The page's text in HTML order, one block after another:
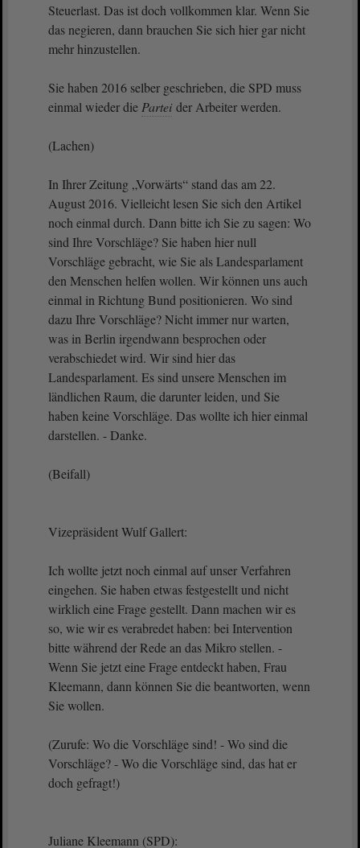
Steuerlast. Das ist doch vollkommen klar. Wenn Sie
das negieren, dann brauchen Sie sich hier gar nicht
mehr hinzustellen.
Sie haben 2016 selber geschrieben, die SPD muss
einmal wieder die Partei der Arbeiter werden.
(Lachen)
In Ihrer Zeitung „Vorwärts“ stand das am 22.
August 2016. Vielleicht lesen Sie sich den Artikel
noch einmal durch. Dann bitte ich Sie zu sagen: Wo
sind Ihre Vorschläge? Sie haben hier null
Vorschläge gebracht, wie Sie als Landesparlament
den Menschen helfen wollen. Wir können uns auch
einmal in Richtung Bund positionieren. Wo sind
dazu Ihre Vorschläge? Nicht immer nur warten,
was in Berlin irgendwann besprochen oder
verabschiedet wird. Wir sind hier das
Landesparlament. Es sind unsere Menschen im
ländlichen Raum, die darunter leiden, und Sie
haben keine Vorschläge. Das wollte ich hier einmal
darstellen. - Danke.
(Beifall)
Vizepräsident Wulf Gallert:
Ich wollte jetzt noch einmal auf unser Verfahren
eingehen. Sie haben etwas festgestellt und nicht
wirklich eine Frage gestellt. Dann machen wir es
so, wie wir es verabredet haben: bei Intervention
bitte während der Rede an das Mikro stellen. -
Wenn Sie jetzt eine Frage entdeckt haben, Frau
Kleemann, dann können Sie die beantworten, wenn
Sie wollen.
(Zurufe: Wo die Vorschläge sind! - Wo sind die
Vorschläge? - Wo die Vorschläge sind, das hat er
doch gefragt!)
Juliane Kleemann (SPD):